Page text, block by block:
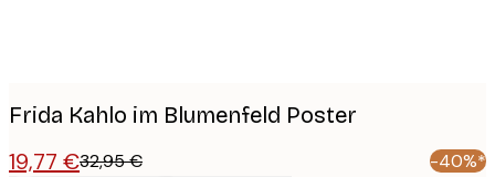
Frida Kahlo im Blumenfeld Poster
19,77 €32,95 € -40%*